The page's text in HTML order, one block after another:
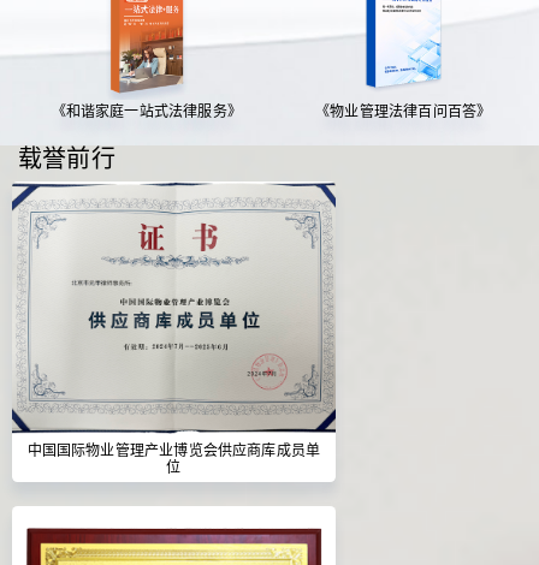
《和谐家庭一站式法律服务》 《物业管理法律百问百答》
载誉前行
中国国际物业管理产业博览会供应商库成员单
位